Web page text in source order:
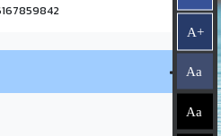
A+
Aa
Aa